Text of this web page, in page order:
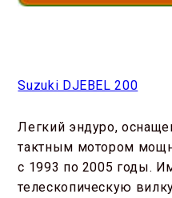
Suzuki DJEBEL 200
Легкий эндуро,
тактным мотором
с 1993 по 2005 годы.
телескопическую